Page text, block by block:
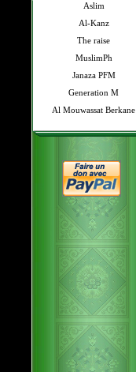
Aslim
Al-Kanz
The raise
MuslimPh
Janaza PFM
Generation M
Al Mouwassat Berkane